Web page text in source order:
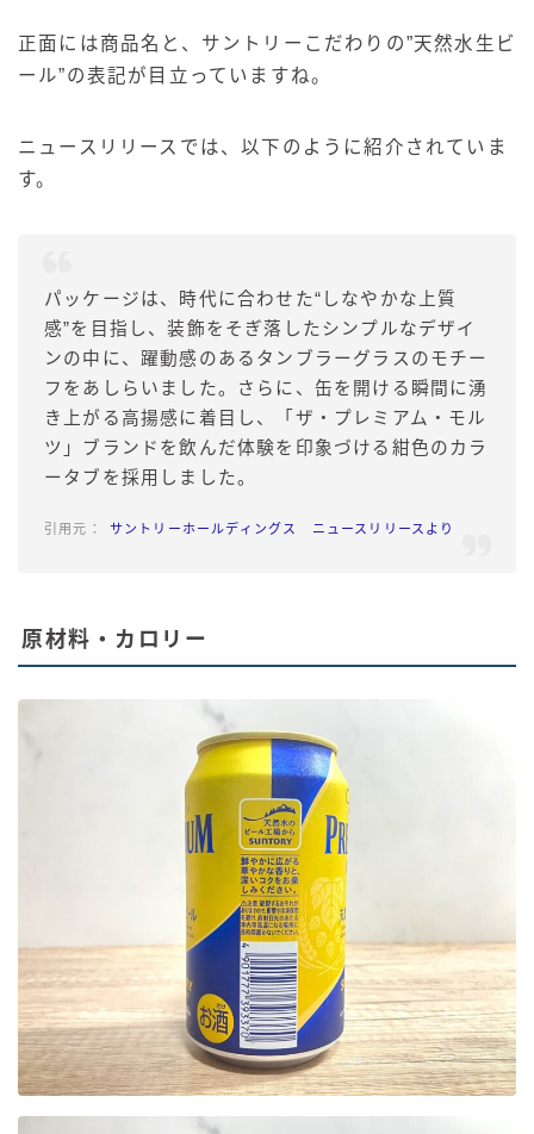
正面には商品名と、サントリーこだわりの”天然水生ビ
ール”の表記が目立っていますね。
ニュースリリースでは、以下のように紹介されていま
す。
パッケージは、時代に合わせた“しなやかな上質
感”を目指し、装飾をそぎ落したシンプルなデザイ
ンの中に、躍動感のあるタンブラーグラスのモチー
フをあしらいました。さらに、缶を開ける瞬間に湧
き上がる高揚感に着目し、「ザ・プレミアム・モル
ツ」ブランドを飲んだ体験を印象づける紺色のカラ
ータブを採用しました。
サントリーホールディングス ニュースリリースより
原材料・カロリー